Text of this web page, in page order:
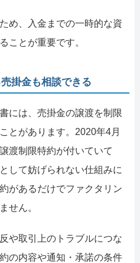
め、入金までの一時的な資
ことが重要です。
掛金も相談できる
には、売掛金の譲渡を制限
とがあります。2020年4月
渡制限特約が付いていて
して妨げられない仕組みに
があるだけでファクタリン
せん。
や取引上のトラブルにつな
の内容や通知・承諾の条件